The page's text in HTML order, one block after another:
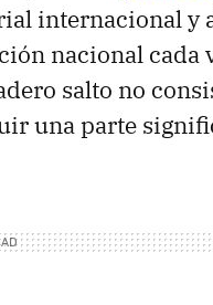
internacional y
nacional cada
salto no
una parte